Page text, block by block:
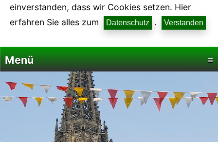
einverstanden, dass wir Cookies setzen. Hier
erfahren Sie alles zum
Datenschutz . Verstanden
Menü ≡
Startseite